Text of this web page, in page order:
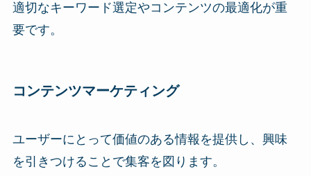
適切なキーワード選定やコンテンツの最適化が重
要です。
コンテンツマーケティング
ユーザーにとって価値のある情報を提供し、興味
を引きつけることで集客を図ります。